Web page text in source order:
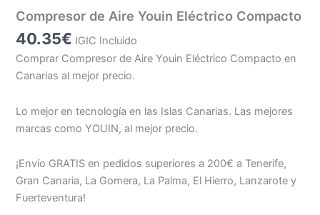
Compresor de Aire Youin Eléctrico Compacto
40.35€ IGIC Incluido
Comprar Compresor de Aire Youin Eléctrico Compacto en
Canarias al mejor precio.
Lo mejor en tecnología en las Islas Canarias. Las mejores
marcas como YOUIN, al mejor precio.
¡Envío GRATIS en pedidos superiores a 200€ a Tenerife,
Gran Canaria, La Gomera, La Palma, El Hierro, Lanzarote y
Fuerteventura!